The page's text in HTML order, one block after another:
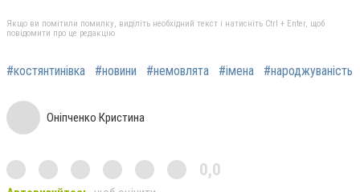
Якщо ви помітили помилку, виділіть необхідний текст і натисніть Ctrl + Enter, щоб
повідомити про це редакцію
#костянтинівка #новини #немовлята #імена #народжуваність
Оніпченко Кристина
0,0